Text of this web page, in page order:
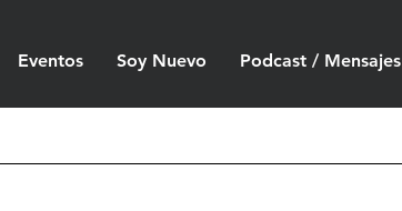
Eventos Soy Nuevo Podcast / Mensajes